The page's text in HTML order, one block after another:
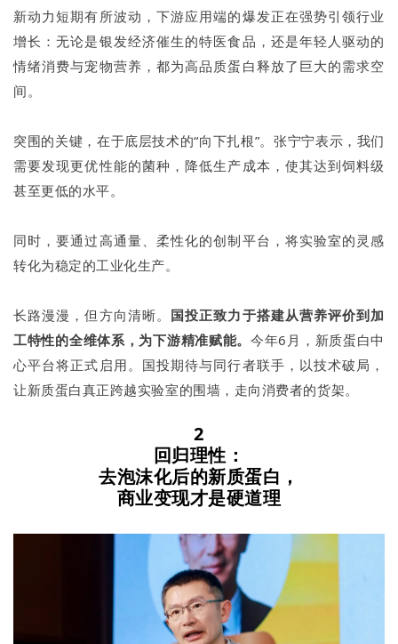
新动力短期有所波动，下游应用端的爆发正在强势引领行业
增长：无论是银发经济催生的特医食品，还是年轻人驱动的
情绪消费与宠物营养，都为高品质蛋白释放了巨大的需求空
间。
突围的关键，在于底层技术的“向下扎根”。张宁宁表示，我们
需要发现更优性能的菌种，降低生产成本，使其达到饲料级
甚至更低的水平。
同时，要通过高通量、柔性化的创制平台，将实验室的灵感
转化为稳定的工业化生产。
长路漫漫，但方向清晰。 国投正致力于搭建从营养评价到加
工特性的全维体系，为下游精准赋能。今年6月，新质蛋白中
心平台将正式启用。国投期待与同行者联手，以技术破局，
让新质蛋白真正跨越实验室的围墙，走向消费者的货架。
2
回归理性：
去泡沫化后的新质蛋白，
商业变现才是硬道理